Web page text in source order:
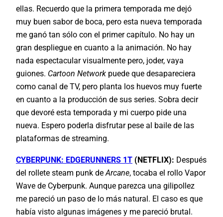
ellas. Recuerdo que la primera temporada me dejó
muy buen sabor de boca, pero esta nueva temporada
me ganó tan sólo con el primer capítulo. No hay un
gran despliegue en cuanto a la animación. No hay
nada espectacular visualmente pero, joder, vaya
guiones. Cartoon Network puede que desapareciera
como canal de TV, pero planta los huevos muy fuerte
en cuanto a la producción de sus series. Sobra decir
que devoré esta temporada y mi cuerpo pide una
nueva. Espero poderla disfrutar pese al baile de las
plataformas de streaming.
CYBERPUNK: EDGERUNNERS 1T (NETFLIX): Después
del rollete steam punk de Arcane, tocaba el rollo Vapor
Wave de Cyberpunk. Aunque parezca una gilipollez
me pareció un paso de lo más natural. El caso es que
había visto algunas imágenes y me pareció brutal.